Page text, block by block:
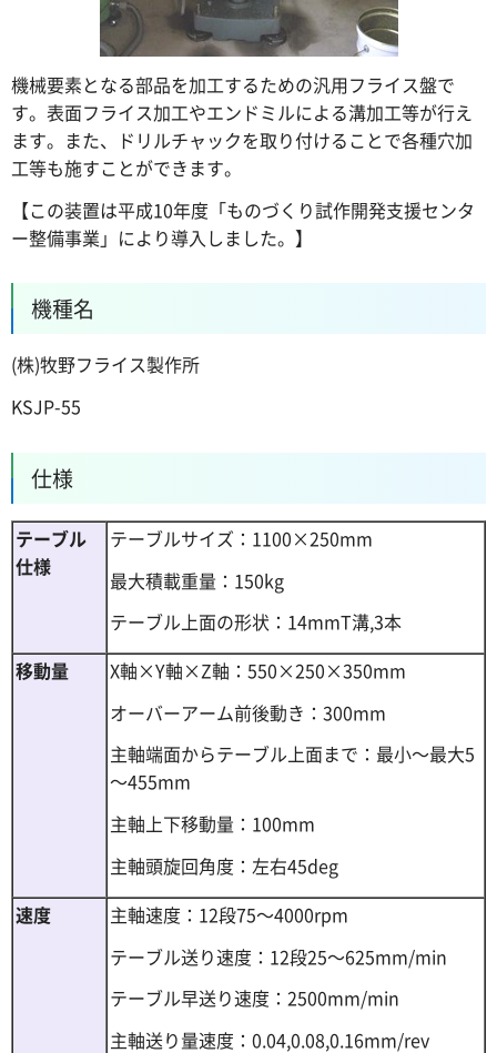
機械要素となる部品を加工するための汎用フライス盤で
す。表面フライス加工やエンドミルによる溝加工等が行え
ます。また、ドリルチャックを取り付けることで各種穴加
工等も施すことができます。
【この装置は平成10年度「ものづくり試作開発支援センタ
ー整備事業」により導入しました。】
機種名
(株)牧野フライス製作所
KSJP-55
仕様
テーブル
仕様
テーブルサイズ：1100×250mm
最大積載重量：150kg
テーブル上面の形状：14mmT溝,3本
移動量
X軸×Y軸×Z軸：550×250×350mm
オーバーアーム前後動き：300mm
主軸端面からテーブル上面まで：最小～最大5
～455mm
主軸上下移動量：100mm
主軸頭旋回角度：左右45deg
速度
主軸速度：12段75～4000rpm
テーブル送り速度：12段25～625mm/min
テーブル早送り速度：2500mm/min
主軸送り量速度：0.04,0.08,0.16mm/rev